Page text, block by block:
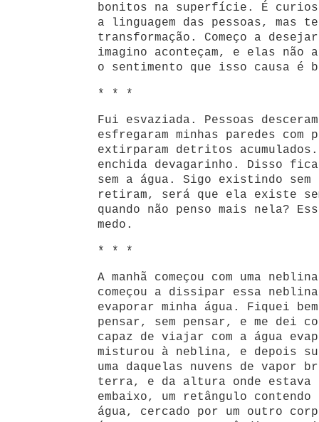
bonitos na superfície. É
a linguagem das pessoas, mas
transformação. Começo a
imagino aconteçam, e elas não
o sentimento que isso causa é
* * *
Fui esvaziada. Pessoas
esfregaram minhas paredes com
extirparam detritos
enchida devagarinho. Disso
sem a água. Sigo existindo
retiram, será que ela existe
quando não penso mais nela?
medo.
* * *
A manhã começou com uma
começou a dissipar essa
evaporar minha água. Fiquei
pensar, sem pensar, e me dei
capaz de viajar com a água
misturou à neblina, e depois
uma daquelas nuvens de vapor
terra, e da altura onde estava
embaixo, um retângulo
água, cercado por um outro